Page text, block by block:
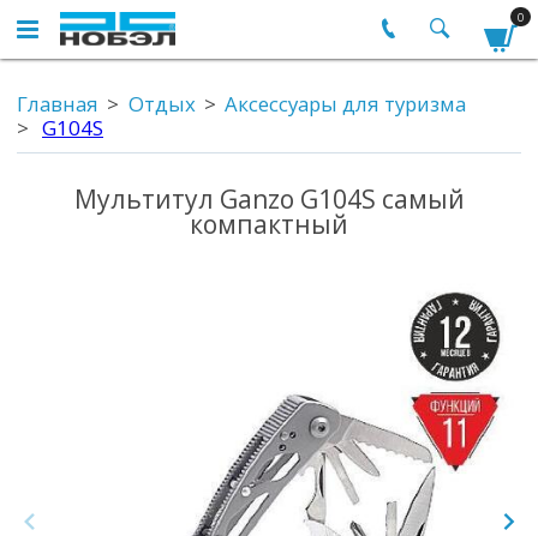
0
Главная Отдых
Аксессуары для туризма
G104S
Мультитул Ganzo G104S самый
компактный